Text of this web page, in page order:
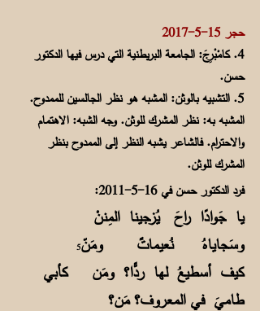
حجر15-5-2017
4. كامْبْرِجَ: الجامعة البريطنية التي درس فيها الدكتور
حسن.
5. التشبيه بالوثن: المشبه هو نظر الجالسين للممدوح.
المشبه به: نظر المشرك للوثن. وجه الشبه: الاهتمام
والاحترام. فالشاعر يشبه النظر إلى الممدوح بنظر
المشرك للوثن.
فرد الدكتور حسن في16-5-2011
:
يا جَوادًا راحَ يُزجينا المِننْ
وسَجاياهُ نُعيماتٌ ومَنّ5
كيف أسطيعُ لها ردًّا؟ ومَن كأبي
طاميَ في المعروف؟ مَن؟